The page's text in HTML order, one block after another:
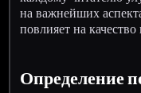
на важнейших
повлияет на
Определение